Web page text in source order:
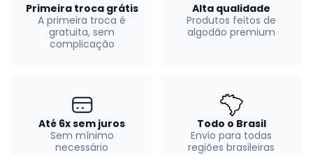
Primeira troca grátis
A primeira troca é
gratuita, sem
complicação
Alta qualidade
Produtos feitos de
algodão premium
Até 6x sem juros
Sem mínimo
necessário
Todo o Brasil
Envio para todas
regiões brasileiras